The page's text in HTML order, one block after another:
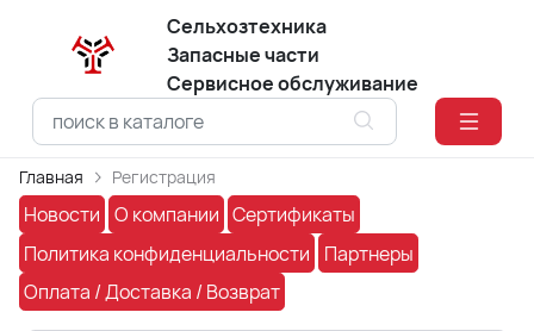
Сельхозтехника
Запасные части
Сервисное обслуживание
Главная Регистрация
Новости О компании Сертификаты
Политика конфиденциальности
Партнеры
Оплата / Доставка / Возврат